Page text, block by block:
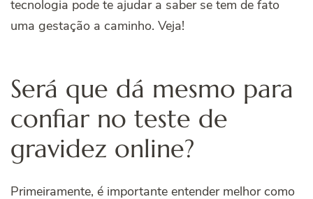
tecnologia pode te ajudar a saber se tem de fato
uma gestação a caminho. Veja!
Será que dá mesmo para
confiar no teste de
gravidez online?
Primeiramente, é importante entender melhor como